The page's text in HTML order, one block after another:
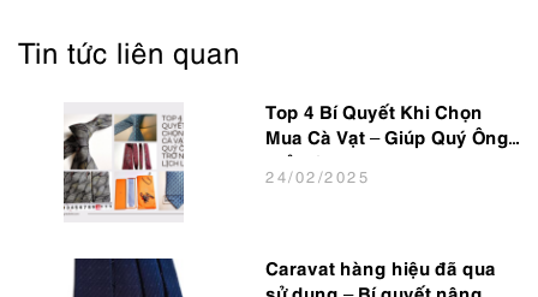
Tin tức liên quan
Top 4 Bí Quyết Khi Chọn
Mua Cà Vạt – Giúp Quý Ông
24/02/2025
Caravat hàng hiệu đã qua